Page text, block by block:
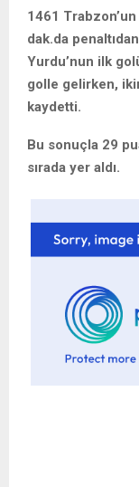
1461
dak.da
Yurdu’nun ilk
golle gelirken,
kaydetti.
Bu sonuçla 29
sırada yer aldı.